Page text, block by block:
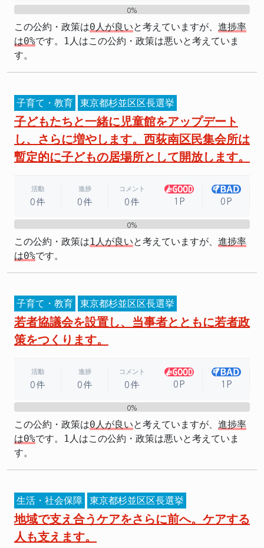
0%
この公約・政策は0人が良いと考えていますが、 進捗率
は0%です。1人はこの公約・政策は悪いと考えていま
す。
子育て・教育 東京都杉並区区長選挙
子どもたちと一緒に児童館をアップデート
し、さらに増やします。西荻南区民集会所は
暫定的に子どもの居場所として開放します。
活動
0件
進捗
0件
コメント
0件 1P 0P
0%
この公約・政策は1人が良いと考えていますが、 進捗率
は0%です。
子育て・教育 東京都杉並区区長選挙
若者協議会を設置し、当事者とともに若者政
策をつくります。
活動
0件
進捗
0件
コメント
0件 0P 1P
0%
この公約・政策は0人が良いと考えていますが、 進捗率
は0%です。1人はこの公約・政策は悪いと考えていま
す。
生活・社会保障 東京都杉並区区長選挙
地域で支え合うケアをさらに前へ。ケアする
人も支えます。